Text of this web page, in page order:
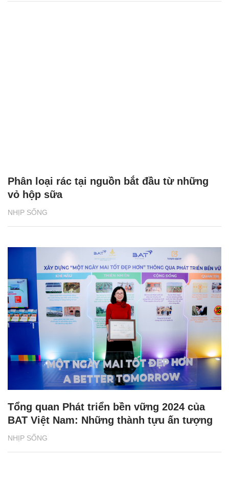
NHỊP SỐNG
Phân loại rác tại nguồn bắt đầu từ những
vỏ hộp sữa
NHỊP SỐNG
Tổng quan Phát triển bền vững 2024 của
BAT Việt Nam: Những thành tựu ấn tượng